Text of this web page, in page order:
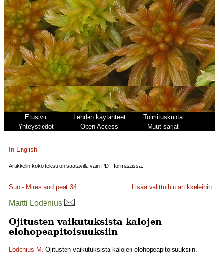
Etusivu Lehden käytänteet
Toimituskunta
Yhteystiedot
Open Access Muut sarjat
In English
Artikkelin koko teksti on saatavilla vain PDF-formaatissa.
Suo - Mires and peat 34 Lisää valittuihin artikkeleihin
Martti Lodenius
Ojitusten vaikutuksista kalojen
elohopeapitoisuuksiin
Lodenius M. Ojitusten vaikutuksista kalojen elohopeapitoisuuksiin.